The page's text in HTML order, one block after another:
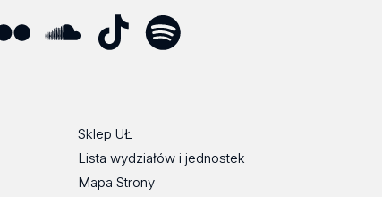
Sklep UŁ
Lista wydziałów i jednostek
Mapa Strony